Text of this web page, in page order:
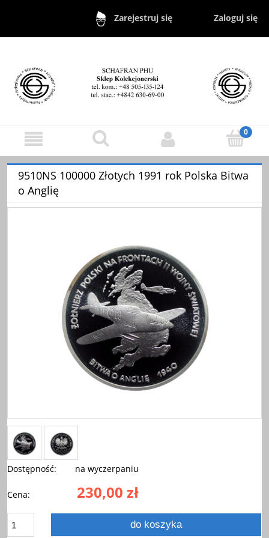
Zarejestruj się Zaloguj się
9510NS 100000 Złotych 1991 rok Polska Bitwa
o Anglię
Dostępność: na wyczerpaniu
Cena: 230,00 zł
do koszyka